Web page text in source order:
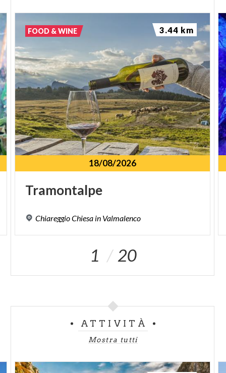
18/08/2026
Tramontalpe
ChiareggioChiesa in Valmalenco
FOOD & WINE 3.44 km
1 20
ATTIVITÀ
Mostra tutti